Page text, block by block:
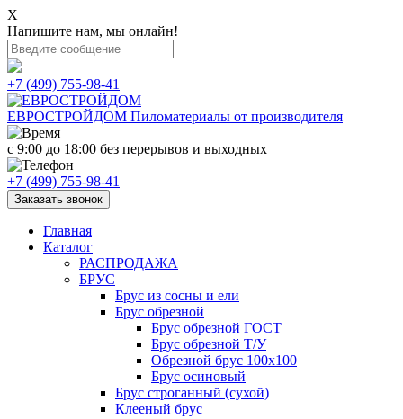
X
Напишите нам, мы онлайн!
+7 (499) 755-98-41
ЕВРОСТРОЙДОМ Пиломатериалы от производителя
с 9:00 до 18:00 без перерывов и выходных
+7 (499) 755-98-41
Заказать звонок
Главная
Каталог
РАСПРОДАЖА
БРУС
Брус из сосны и ели
Брус обрезной
Брус обрезной ГОСТ
Брус обрезной Т/У
Обрезной брус 100х100
Брус осиновый
Брус строганный (сухой)
Клееный брус